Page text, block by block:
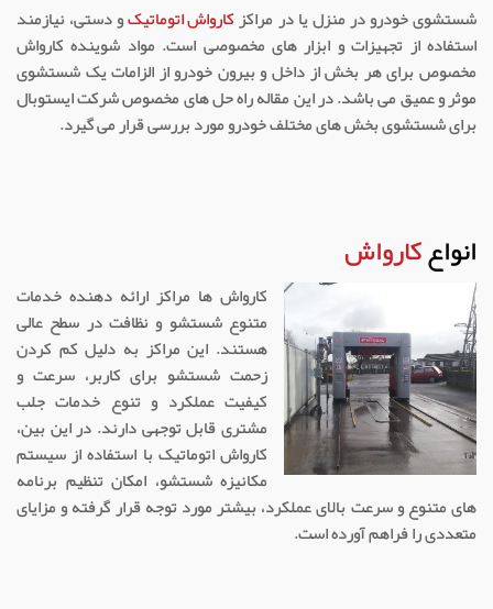
شستشوی خودرو در منزل یا در مراکزکارواش اتوماتیکو دستی، نیازمند
استفاده از تجهیزات و ابزار های مخصوصی است. مواد شوینده کارواش
مخصوص برای هر بخش از داخل و بیرون خودرو از الزامات یک شستشوی
موثر و عمیق می باشد. در این مقاله راه حل های مخصوص شرکت ایستوبال
برای شستشوی بخش های مختلف خودرو مورد بررسی قرار می گیرد.
انواعکارواش
کارواش ها مراکز ارائه دهنده خدمات
متنوع شستشو و نظافت در سطح عالی
هستند. این مراکز به دلیل کم کردن
زحمت شستشو برای کاربر، سرعت و
کیفیت عملکرد و تنوع خدمات جلب
مشتری قابل توجهی دارند. در این بین،
کارواش اتوماتیک با استفاده از سیستم
مکانیزه شستشو، امکان تنظیم برنامه
های متنوع و سرعت بالای عملکرد، بیشتر مورد توجه قرار گرفته و مزایای
متعددی را فراهم آورده است.